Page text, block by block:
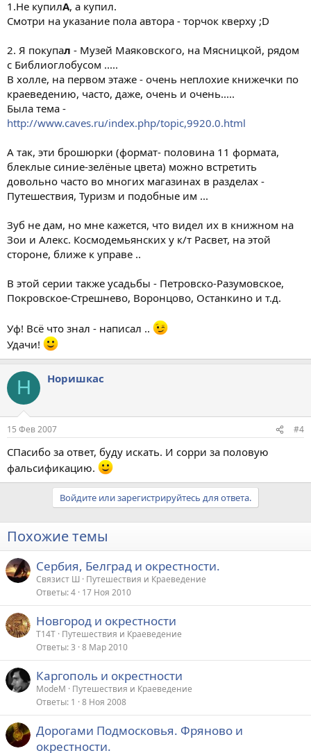
1.Не купилА, а купил.
Смотри на указание пола автора - торчок кверху ;D
2. Я покупал - Музей Маяковского, на Мясницкой, рядом
с Библиоглобусом .....
В холле, на первом этаже - очень неплохие книжечки по
краеведению, часто, даже, очень и очень.....
Была тема -
http://www.caves.ru/index.php/topic,9920.0.html
А так, эти брошюрки (формат- половина 11 формата,
блеклые синие-зелёные цвета) можно встретить
довольно часто во многих магазинах в разделах -
Путешествия, Туризм и подобные им ...
Зуб не дам, но мне кажется, что видел их в книжном на
Зои и Алекс. Космодемьянских у к/т Расвет, на этой
стороне, ближе к управе ..
В этой серии также усадьбы - Петровско-Разумовское,
Покровское-Стрешнево, Воронцово, Останкино и т.д.
Уф! Всё что знал - написал ..
Удачи!
Н Норишкас
15 Фев 2007 #4
CПасибо за ответ, буду искать. И сорри за половую
фальсификацию.
Войдите или зарегистрируйтесь для ответа.
Похожие темы
Сербия, Белград и окрестности.
Связист Ш Путешествия и Краеведение
Ответы 4 17 Ноя 2010
Новгород и окрестности
T14T Путешествия и Краеведение
Ответы 3 8 Мар 2010
Каргополь и окрестности
ModeM
Путешествия и Краеведение
Ответы 1 8 Ноя 2008
Дорогами Подмосковья. Фряново и
окрестности.